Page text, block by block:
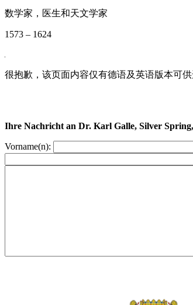
数学家，医生和天文学家
1573 – 1624
很抱歉，该页面内容仅有德语及英语版本可供
Ihre Nachricht an Dr. Karl Galle, Silver
Vorname(n):